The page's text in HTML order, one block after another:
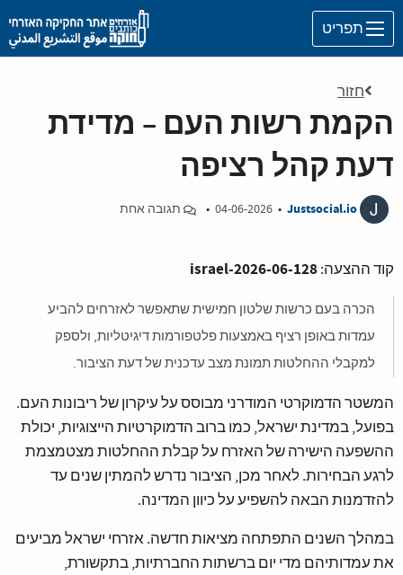
Skip to main content
חזור
הקמת רשות העם – מדידת
דעת קהל רציפה
J
Justsocial.io
•
• תגובה אחת
קוד ההצעה:israel-2026-06-128
הכרה בעם כרשות שלטון חמישית שתאפשר לאזרחים להביע
עמדות באופן רציף באמצעות פלטפורמות דיגיטליות, ולספק
למקבלי ההחלטות תמונת מצב עדכנית של דעת הציבור.
המשטר הדמוקרטי המודרני מבוסס על עיקרון של ריבונות העם.
בפועל, במדינת ישראל, כמו ברוב הדמוקרטיות הייצוגיות, יכולת
ההשפעה הישירה של האזרח על קבלת ההחלטות מצטמצמת
לרגע הבחירות. לאחר מכן, הציבור נדרש להמתין שנים עד
להזדמנות הבאה להשפיע על כיוון המדינה.
במהלך השנים התפתחה מציאות חדשה. אזרחי ישראל מביעים
את עמדותיהם מדי יום ברשתות החברתיות, בתקשורת,